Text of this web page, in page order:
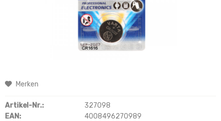
Merken
Artikel-Nr.:
327098
EAN:
4008496270989